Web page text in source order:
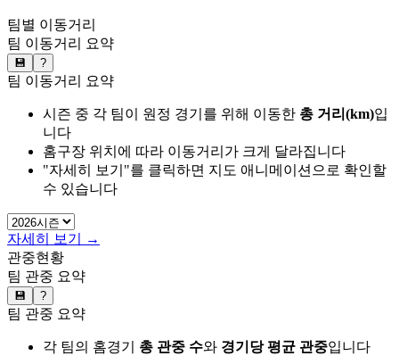
팀별 이동거리
팀 이동거리 요약
💾 ?
팀 이동거리 요약
시즌 중 각 팀이 원정 경기를 위해 이동한 총 거리(km)입
니다
홈구장 위치에 따라 이동거리가 크게 달라집니다
"자세히 보기"를 클릭하면 지도 애니메이션으로 확인할
수 있습니다
자세히 보기 →
관중현황
팀 관중 요약
💾 ?
팀 관중 요약
각 팀의 홈경기 총 관중 수와 경기당 평균 관중입니다